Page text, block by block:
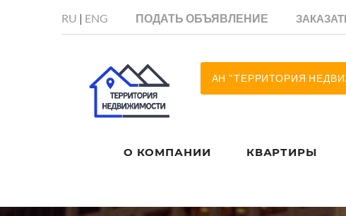
RU | ENG ПОДАТЬ ОБЪЯВЛЕНИЕ
АН "ТЕРРИТОРИЯ
О КОМПАНИИ КВАРТИРЫ